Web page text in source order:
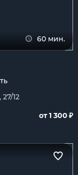
60 мин.
12
от 1 300 ₽